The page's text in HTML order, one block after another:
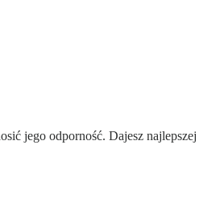
jego odporność. Dajesz najlepszej